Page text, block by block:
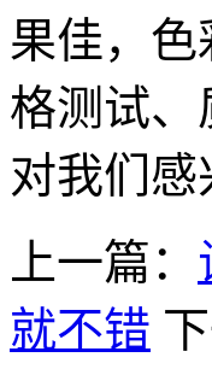
果佳，
格测试
对我们
上一篇：
就不错